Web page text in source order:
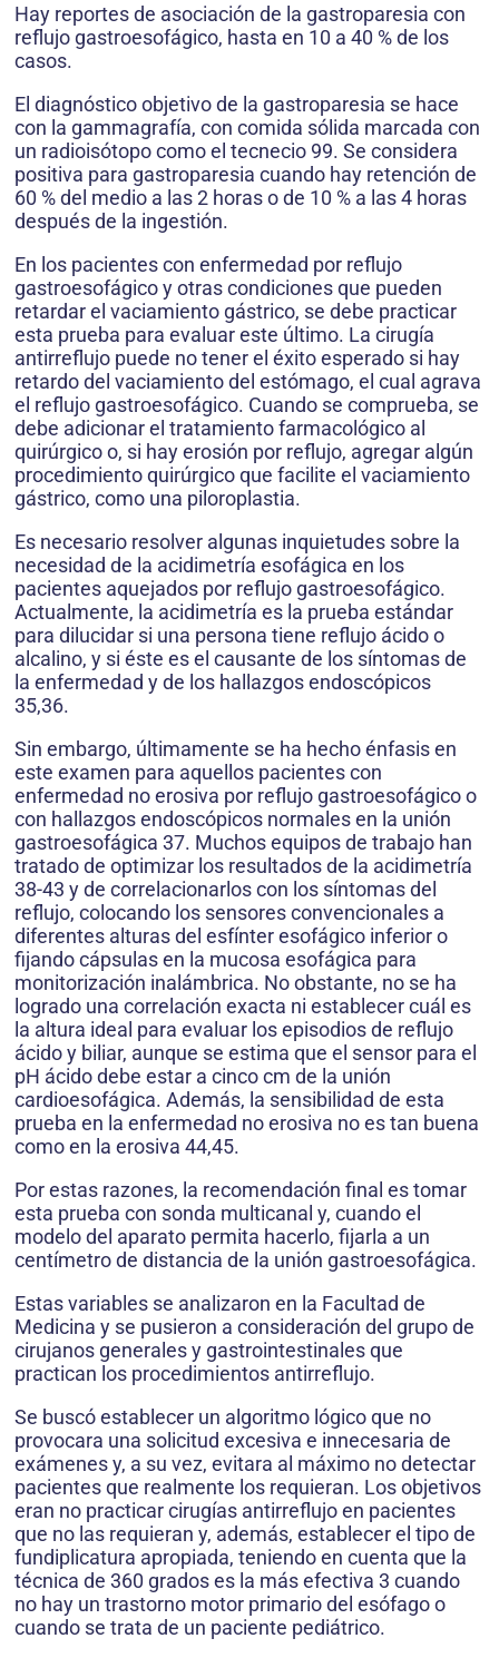
Hay reportes de asociación de la gastroparesia con
reflujo gastroesofágico, hasta en 10 a 40 % de los
casos.
El diagnóstico objetivo de la gastroparesia se hace
con la gammagrafía, con comida sólida marcada con
un radioisótopo como el tecnecio 99. Se considera
positiva para gastroparesia cuando hay retención de
60 % del medio a las 2 horas o de 10 % a las 4 horas
después de la ingestión.
En los pacientes con enfermedad por reflujo
gastroesofágico y otras condiciones que pueden
retardar el vaciamiento gástrico, se debe practicar
esta prueba para evaluar este último. La cirugía
antirreflujo puede no tener el éxito esperado si hay
retardo del vaciamiento del estómago, el cual agrava
el reflujo gastroesofágico. Cuando se comprueba, se
debe adicionar el tratamiento farmacológico al
quirúrgico o, si hay erosión por reflujo, agregar algún
procedimiento quirúrgico que facilite el vaciamiento
gástrico, como una piloroplastia.
Es necesario resolver algunas inquietudes sobre la
necesidad de la acidimetría esofágica en los
pacientes aquejados por reflujo gastroesofágico.
Actualmente, la acidimetría es la prueba estándar
para dilucidar si una persona tiene reflujo ácido o
alcalino, y si éste es el causante de los síntomas de
la enfermedad y de los hallazgos endoscópicos
35,36.
Sin embargo, últimamente se ha hecho énfasis en
este examen para aquellos pacientes con
enfermedad no erosiva por reflujo gastroesofágico o
con hallazgos endoscópicos normales en la unión
gastroesofágica 37. Muchos equipos de trabajo han
tratado de optimizar los resultados de la acidimetría
38-43 y de correlacionarlos con los síntomas del
reflujo, colocando los sensores convencionales a
diferentes alturas del esfínter esofágico inferior o
fijando cápsulas en la mucosa esofágica para
monitorización inalámbrica. No obstante, no se ha
logrado una correlación exacta ni establecer cuál es
la altura ideal para evaluar los episodios de reflujo
ácido y biliar, aunque se estima que el sensor para el
pH ácido debe estar a cinco cm de la unión
cardioesofágica. Además, la sensibilidad de esta
prueba en la enfermedad no erosiva no es tan buena
como en la erosiva 44,45.
Por estas razones, la recomendación final es tomar
esta prueba con sonda multicanal y, cuando el
modelo del aparato permita hacerlo, fijarla a un
centímetro de distancia de la unión gastroesofágica.
Estas variables se analizaron en la Facultad de
Medicina y se pusieron a consideración del grupo de
cirujanos generales y gastrointestinales que
practican los procedimientos antirreflujo.
Se buscó establecer un algoritmo lógico que no
provocara una solicitud excesiva e innecesaria de
exámenes y, a su vez, evitara al máximo no detectar
pacientes que realmente los requieran. Los objetivos
eran no practicar cirugías antirreflujo en pacientes
que no las requieran y, además, establecer el tipo de
fundiplicatura apropiada, teniendo en cuenta que la
técnica de 360 grados es la más efectiva 3 cuando
no hay un trastorno motor primario del esófago o
cuando se trata de un paciente pediátrico.